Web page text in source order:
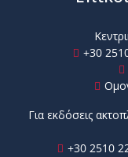
+30
Για εκδόσεις
+30 2510